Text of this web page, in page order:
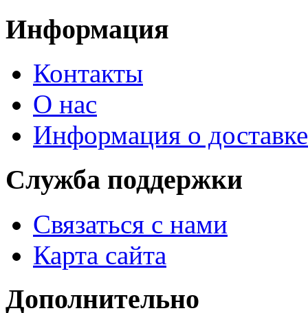
Информация
Контакты
О нас
Информация о доставке
Служба поддержки
Связаться с нами
Карта сайта
Дополнительно